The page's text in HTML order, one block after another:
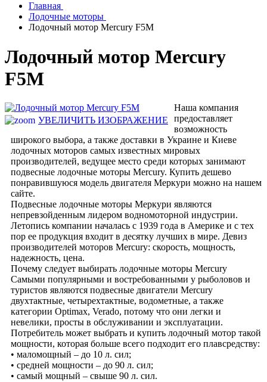
Главная
Лодочные моторы
Лодочный мотор Mercury F5M
Лодочный мотор Mercury
F5M
УВЕЛИЧИТЬ ИЗОБРАЖЕНИЕ
Наша компания
предоставляет
возможность
широкого выбора, а также доставки в Украине и Киеве
лодочных моторов самых известных мировых
производителей, ведущее место среди которых занимают
подвесные лодочные моторы Mercury. Купить дешево
понравившуюся модель двигателя Меркури можно на нашем
сайте.
Подвесные лодочные моторы Меркури являются
непревзойденным лидером водномоторной индустрии.
Летопись компании началась с 1939 года в Америке и с тех
пор ее продукция входит в десятку лучших в мире. Девиз
производителей моторов Mercury: скорость, мощность,
надежность, цена.
Почему следует выбирать лодочные моторы Mercury
Самыми популярными и востребованными у рыболовов и
туристов являются подвесные двигатели Mercury
двухтактные, четырехтактные, водометные, а также
категории Optimax, Verado, потому что они легки и
невелики, просты в обслуживании и эксплуатации.
Потребитель может выбрать и купить лодочный мотор такой
мощности, которая больше всего подходит его плавсредству:
• маломощный – до 10 л. сил;
• средней мощности – до 90 л. сил;
• самый мощный – свыше 90 л. сил.